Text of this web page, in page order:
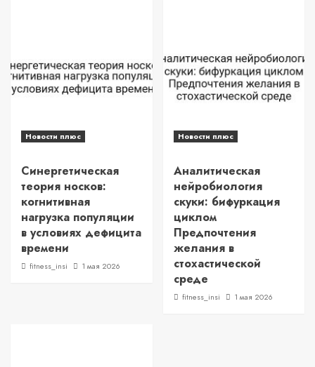
Новости плюс
Синергетическая
теория носков:
когнитивная
нагрузка популяции
в условиях дефицита
времени
fitness_insi 1 мая 2026
Новости плюс
Аналитическая
нейробиология
скуки: бифуркация
циклом
Предпочтения
желания в
стохастической
среде
fitness_insi 1 мая 2026